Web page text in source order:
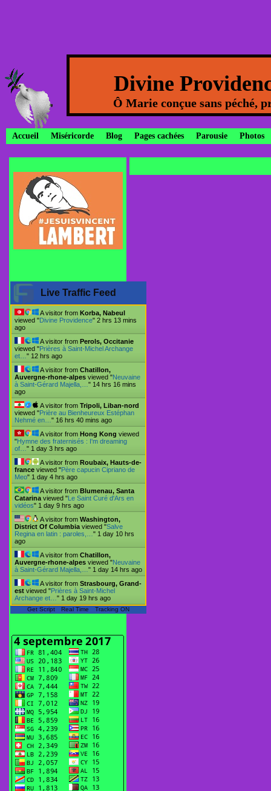
Divine
Ô Marie conçue sans péché,
Accueil Miséricorde Blog Pages cachées Parousie Photos
Live Traffic Feed
A visitor from Korba, Nabeul
viewed "Divine Providence" 2 hrs 13 mins
ago
A visitor from Perols, Occitanie
viewed "Prières à Saint-Michel Archange
et… " 12 hrs ago
A visitor from Chatillon,
Auvergne-rhone-alpes viewed "Neuvaine
à Saint-Gérard Majella,… " 14 hrs 16 mins
ago
A visitor from Tripoli, Liban-nord
viewed "Prière au Bienheureux Estéphan
Nehmé en… " 16 hrs 40 mins ago
A visitor from Hong Kong viewed
"Hymne des fraternisés : I'm dreaming
of… " 1 day 3 hrs ago
A visitor from Roubaix, Hauts-de-
france viewed "Père capucin Cipriano de
Meo" 1 day 4 hrs ago
A visitor from Blumenau, Santa
Catarina viewed "Le Saint Curé d'Ars en
vidéos" 1 day 9 hrs ago
A visitor from Washington,
District Of Columbia viewed "Salve
Regina en latin : paroles,… " 1 day 10 hrs
ago
A visitor from Chatillon,
Auvergne-rhone-alpes viewed "Neuvaine
à Saint-Gérard Majella,… " 1 day 14 hrs ago
A visitor from Strasbourg, Grand-
est viewed "Prières à Saint-Michel
Archange et… " 1 day 19 hrs ago
Get Script Real Time Tracking ON